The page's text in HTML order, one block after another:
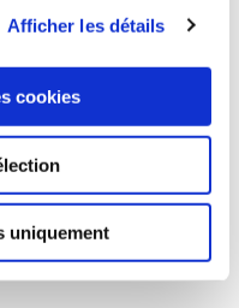
Afficher les détails
cookies
uniquement